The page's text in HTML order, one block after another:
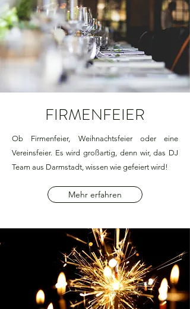
FIRMENFEIER
Ob Firmenfeier, Weihnachtsfeier oder eine
Vereinsfeier. Es wird großartig, denn wir, das DJ
Team aus Darmstadt, wissen wie gefeiert wird!
Mehr erfahren